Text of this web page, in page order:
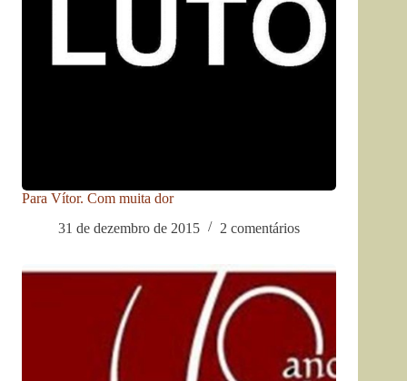
Para Vítor. Com muita dor
31 de dezembro de 2015
2 comentários